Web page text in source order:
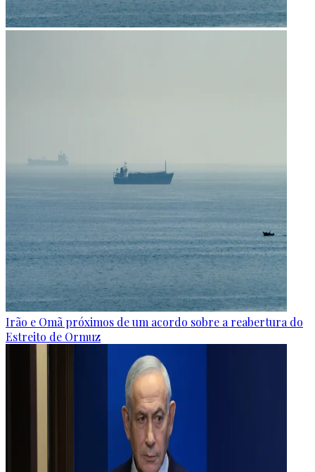
Irão e Omã próximos de um acordo sobre a reabertura do
Estreito de Ormuz